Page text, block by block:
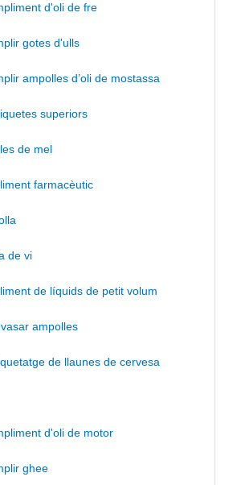
d'oli de fre
gotes d'ulls
ampolles d’oli de mostassa
superiors
de mel
farmacèutic
de vi
de líquids de petit volum
ampolles
de llaunes de cervesa
d'oli de motor
ghee